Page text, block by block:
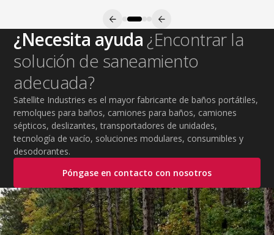
¿Necesita ayuda¿Encontrar la
solución de saneamiento
adecuada?
Satellite Industries es el mayor fabricante de baños portátiles,
remolques para baños, camiones para baños, camiones
sépticos, deslizantes, transportadores de unidades,
tecnología de vacío, soluciones modulares, consumibles y
desodorantes.
Póngase en contacto con nosotros